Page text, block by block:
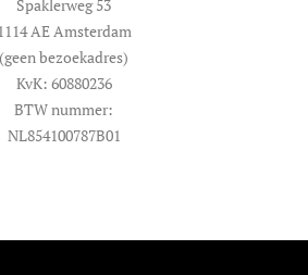
Spaklerweg 53
AE Amsterdam
(geen bezoekadres)
KvK: 60880236
BTW nummer:
NL854100787B01